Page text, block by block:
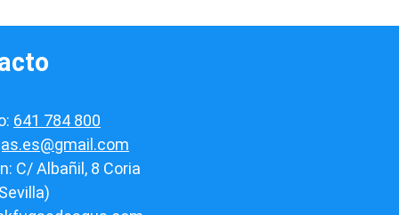
641 784 800
C/ Albañil, 8 Coria